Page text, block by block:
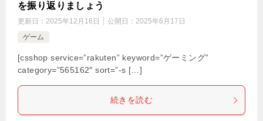
を振り返りましょう
更新日： 2025年12月16日 公開日： 2025年6月17日
ゲーム
[csshop service=”rakuten” keyword=”ゲーミング”
category=”565162″ sort=”-s […]
続きを読む